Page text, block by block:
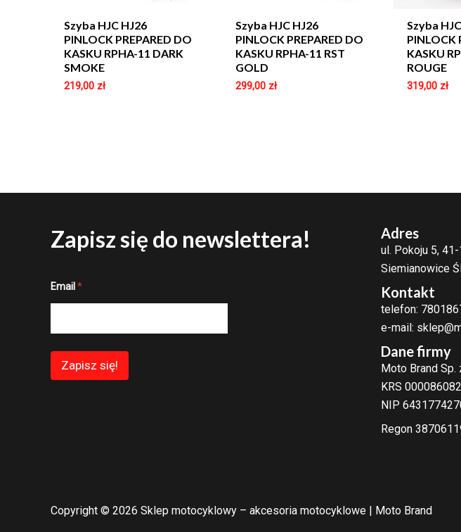
Szyba HJC HJ26
PINLOCK PREPARED DO
KASKU RPHA-11 DARK
SMOKE
219,00 zł
Szyba HJC HJ26
PINLOCK PREPARED DO
KASKU RPHA-11 RST
GOLD
299,00 zł
Szyba
PINLOCK
KASKU
ROUGE
319,00 zł
Zapisz się do newslettera!
m
E
l
Email *
Zapisz się!
Adres
ul. Pokoju 5, 41-
Siemianowice
Kontakt
telefon:
e-mail:
Dane firmy
Moto Brand Sp.
KRS
NIP
Regon
Copyright © 2026 Sklep motocyklowy – akcesoria motocyklowe | Moto Brand